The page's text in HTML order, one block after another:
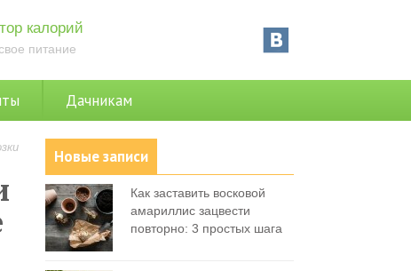
калорий
питание
Дачникам
Новые записи
Как заставить восковой
амариллис зацвести
повторно: 3 простых шага